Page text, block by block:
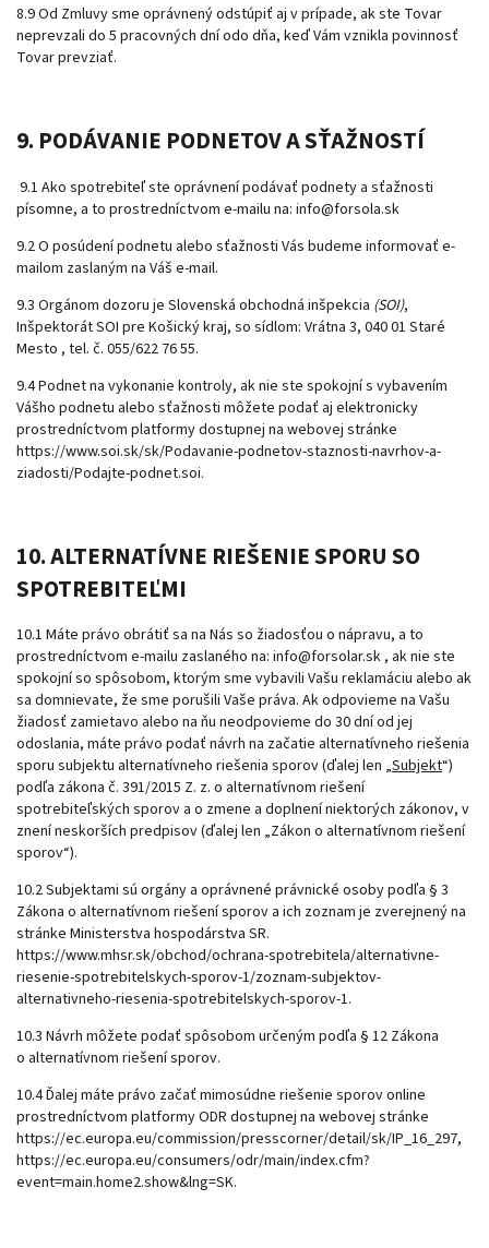
8.9 Od Zmluvy sme oprávnený odstúpiť aj v prípade, ak ste Tovar
neprevzali do 5 pracovných dní odo dňa, keď Vám vznikla povinnosť
Tovar prevziať.
9. PODÁVANIE PODNETOV A SŤAŽNOSTÍ
9.1 Ako spotrebiteľ ste oprávnení podávať podnety a sťažnosti
písomne, a to prostredníctvom e-mailu na: info@forsola.sk
9.2 O posúdení podnetu alebo sťažnosti Vás budeme informovať e-
mailom zaslaným na Váš e-mail.
9.3 Orgánom dozoru je Slovenská obchodná inšpekcia (SOI),
Inšpektorát SOI pre Košický kraj, so sídlom: Vrátna 3, 040 01 Staré
Mesto , tel. č. 055/622 76 55.
9.4 Podnet na vykonanie kontroly, ak nie ste spokojní s vybavením
Vášho podnetu alebo sťažnosti môžete podať aj elektronicky
prostredníctvom platformy dostupnej na webovej stránke
https://www.soi.sk/sk/Podavanie-podnetov-staznosti-navrhov-a-
ziadosti/Podajte-podnet.soi.
10. ALTERNATÍVNE RIEŠENIE SPORU SO
SPOTREBITEĽMI
10.1 Máte právo obrátiť sa na Nás so žiadosťou o nápravu, a to
prostredníctvom e-mailu zaslaného na: info@forsolar.sk, ak nie ste
spokojní so spôsobom, ktorým sme vybavili Vašu reklamáciu alebo ak
sa domnievate, že sme porušili Vaše práva. Ak odpovieme na Vašu
žiadosť zamietavo alebo na ňu neodpovieme do 30 dní od jej
odoslania, máte právo podať návrh na začatie alternatívneho riešenia
sporu subjektu alternatívneho riešenia sporov (ďalej len „Subjekt“)
podľa zákona č. 391/2015 Z. z. o alternatívnom riešení
spotrebiteľských sporov a o zmene a doplnení niektorých zákonov, v
znení neskorších predpisov (ďalej len „Zákon o alternatívnom riešení
sporov“).
10.2 Subjektami sú orgány a oprávnené právnické osoby podľa § 3
Zákona o alternatívnom riešení sporov a ich zoznam je zverejnený na
stránke Ministerstva hospodárstva SR.
https://www.mhsr.sk/obchod/ochrana-spotrebitela/alternativne-
riesenie-spotrebitelskych-sporov-1/zoznam-subjektov-
alternativneho-riesenia-spotrebitelskych-sporov-1.
10.3 Návrh môžete podať spôsobom určeným podľa § 12 Zákona
o alternatívnom riešení sporov.
10.4 Ďalej máte právo začať mimosúdne riešenie sporov online
prostredníctvom platformy ODR dostupnej na webovej stránke
https://ec.europa.eu/commission/presscorner/detail/sk/IP_16_297,
https://ec.europa.eu/consumers/odr/main/index.cfm?
event=main.home2.show&lng=SK.